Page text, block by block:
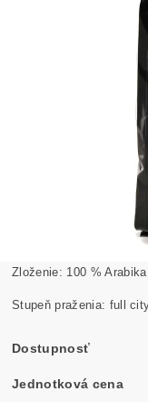
Zloženie: 100 % Arabika
Stupeň praženia: full
Dostupnosť
Jednotková cena